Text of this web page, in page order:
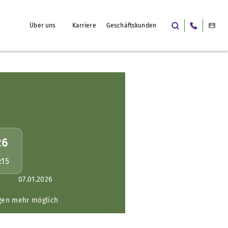
Über uns Karriere Geschäftskunden
07.01.2026
mehr möglich